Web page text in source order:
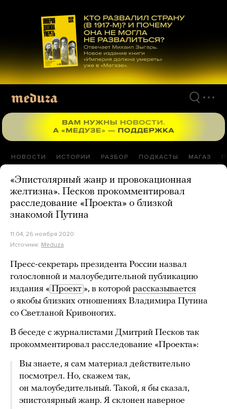
материалам
НОВОСТИ ИСТОРИИ РАЗБОР ПОДКАСТЫ МАГАЗ
«Эпистолярный жанр и провокационная
желтизна». Песков прокомментировал
расследование «Проекта» о близкой
знакомой Путина
11:04, 26 ноября 2020
Источник: Meduza
Пресс-секретарь президента России назвал
голословной и малоубедительной публикацию
издания « Проект », в которой рассказывается
о якобы близких отношениях Владимира Путина
со Светланой Кривоногих.
В беседе с журналистами Дмитрий Песков так
прокомментировал расследование «Проекта»:
Вы знаете, я сам материал действительно
посмотрел. Но, скажем так,
он малоубедительный. Такой, я бы сказал,
эпистолярный жанр. Я склонен наверное